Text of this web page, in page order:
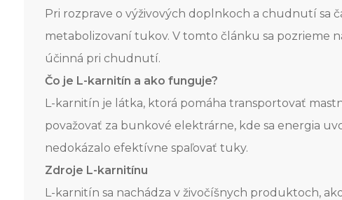
Pri rozprave o výživových doplnkoch a chudnutí sa
metabolizovaní tukov. V tomto článku sa pozrieme
účinná pri chudnutí.
Čo je L-karnitín a ako funguje?
L-karnitín je látka, ktorá pomáha transportovať
považovať za bunkové elektrárne, kde sa energia
nedokázalo efektívne spaľovať tuky.
Zdroje L-karnitínu
L-karnitín sa nachádza v živočíšnych produktoch,